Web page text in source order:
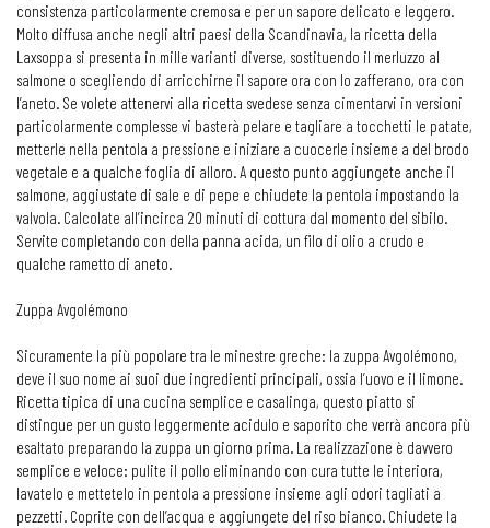
consistenza particolarmente cremosa e per un sapore delicato e leggero.
Molto diffusa anche negli altri paesi della Scandinavia, la ricetta della
Laxsoppa si presenta in mille varianti diverse, sostituendo il merluzzo al
salmone o scegliendo di arricchirne il sapore ora con lo zafferano, ora con
l’aneto. Se volete attenervi alla ricetta svedese senza cimentarvi in versioni
particolarmente complesse vi basterà pelare e tagliare a tocchetti le patate,
metterle nella pentola a pressione e iniziare a cuocerle insieme a del brodo
vegetale e a qualche foglia di alloro. A questo punto aggiungete anche il
salmone, aggiustate di sale e di pepe e chiudete la pentola impostando la
valvola. Calcolate all’incirca 20 minuti di cottura dal momento del sibilo.
Servite completando con della panna acida, un filo di olio a crudo e
qualche rametto di aneto.
Zuppa Avgolémono
Sicuramente la più popolare tra le minestre greche: la zuppa Avgolémono,
deve il suo nome ai suoi due ingredienti principali, ossia l’uovo e il limone.
Ricetta tipica di una cucina semplice e casalinga, questo piatto si
distingue per un gusto leggermente acidulo e saporito che verrà ancora più
esaltato preparando la zuppa un giorno prima. La realizzazione è davvero
semplice e veloce: pulite il pollo eliminando con cura tutte le interiora,
lavatelo e mettetelo in pentola a pressione insieme agli odori tagliati a
pezzetti. Coprite con dell’acqua e aggiungete del riso bianco. Chiudete la